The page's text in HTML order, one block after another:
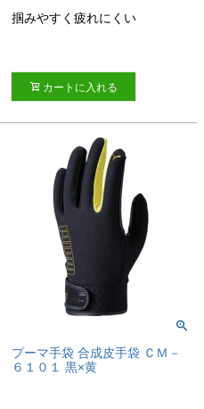
掴みやすく疲れにくい
カートに入れる
プーマ手袋 合成皮手袋 ＣＭ－
６１０１ 黒×黄